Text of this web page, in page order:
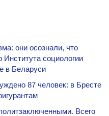
они осознали, что
социологии
в Беларуси
87 человек: в Бресте
Всего